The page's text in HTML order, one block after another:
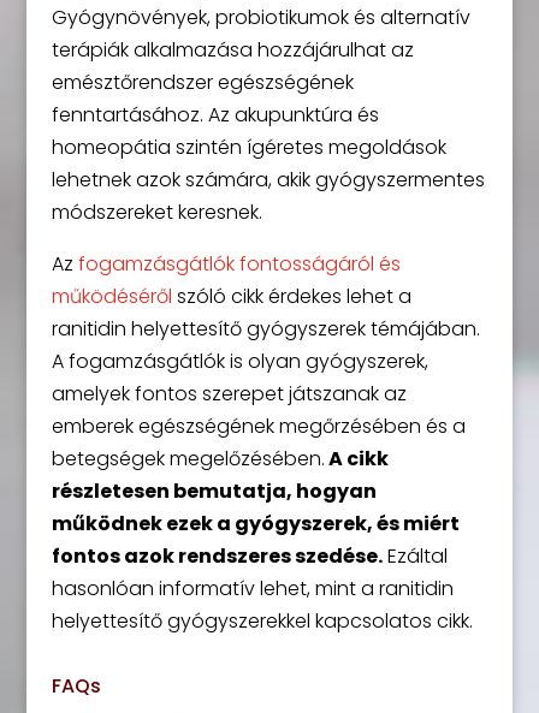
Gyógynövények, probiotikumok és alternatív
terápiák alkalmazása hozzájárulhat az
emésztőrendszer egészségének
fenntartásához. Az akupunktúra és
homeopátia szintén ígéretes megoldások
lehetnek azok számára, akik gyógyszermentes
módszereket keresnek.
Az fogamzásgátlók fontosságáról és
működéséről szóló cikk érdekes lehet a
ranitidin helyettesítő gyógyszerek témájában.
A fogamzásgátlók is olyan gyógyszerek,
amelyek fontos szerepet játszanak az
emberek egészségének megőrzésében és a
betegségek megelőzésében.A cikk
részletesen bemutatja, hogyan
működnek ezek a gyógyszerek, és miért
fontos azok rendszeres szedése.Ezáltal
hasonlóan informatív lehet, mint a ranitidin
helyettesítő gyógyszerekkel kapcsolatos cikk.
FAQs